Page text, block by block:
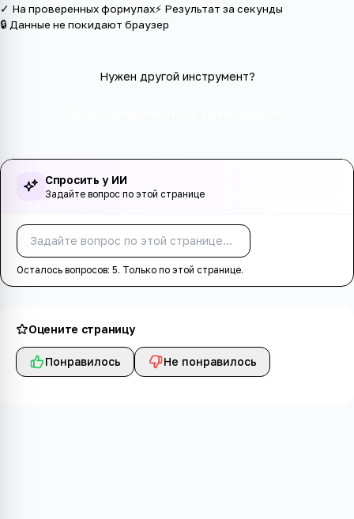
✓ На проверенных формулах⚡ Результат за секунды
🔒 Данные не покидают браузер
Нужен другой инструмент?
Спросить у ИИ
Задайте вопрос по этой странице
Осталось вопросов: 5. Только по этой странице.
Оцените страницу
Понравилось Не понравилось